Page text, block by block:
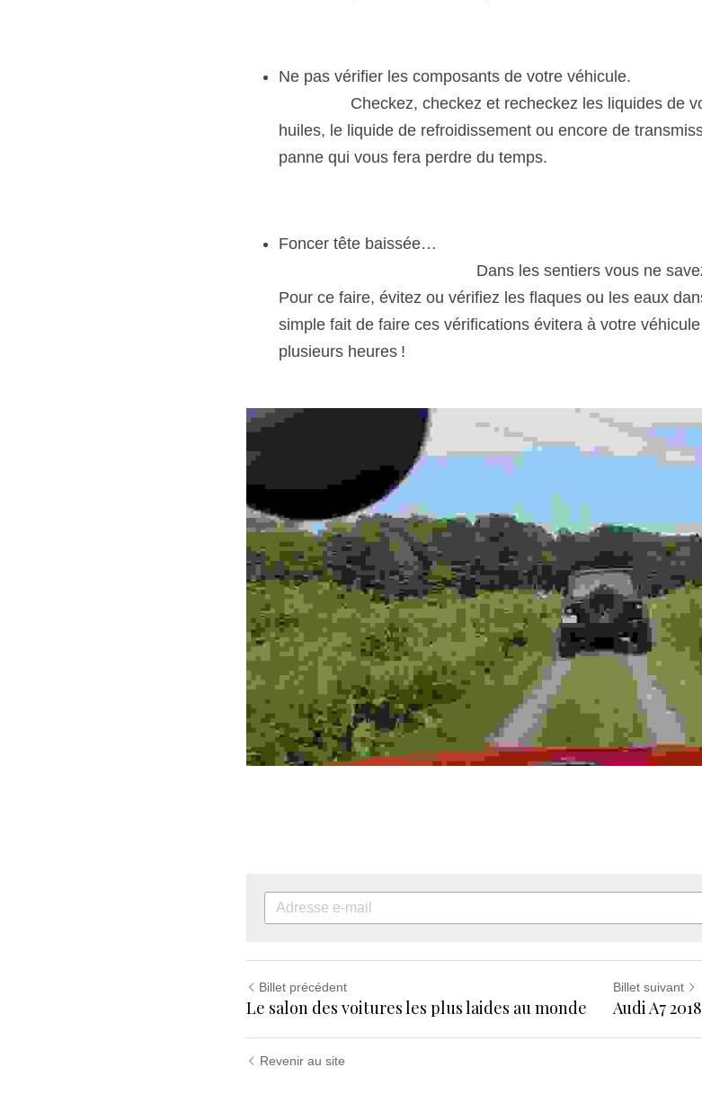
Ne pas vérifier les
Checkez, checkez et recheckez les liquides de
huiles, le liquide de refroidissement ou encore de
panne qui vous fera perdre du temps.
Foncer tête
Dans les sentiers vous ne savez jamais
Pour ce faire, évitez ou vérifiez les flaques ou les eaux
simple fait de faire ces vérifications évitera à votre
plusieurs heures !
Billet précédent
Le salon des voitures les plus laides au monde
Billet suivant
Audi A7
Revenir au site